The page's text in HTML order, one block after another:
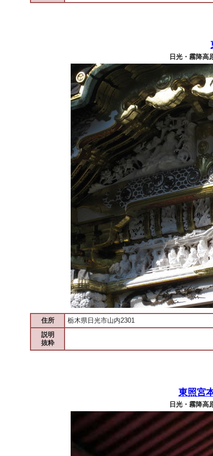
日光・霧降高
住所
栃木県日光市山内2301
説明
抜粋
東照宮
日光・霧降高